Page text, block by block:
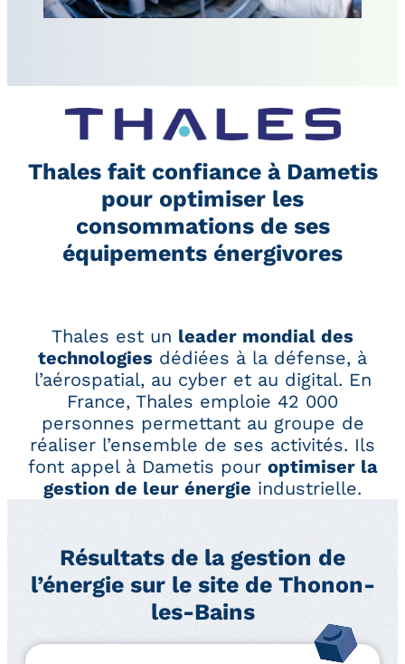
Thales fait confiance à Dametis
pour optimiser les
consommations de ses
équipements énergivores
Thales est un leader mondial des
technologies dédiées à la défense, à
l’aérospatial, au cyber et au digital. En
France, Thales emploie 42 000
personnes permettant au groupe de
réaliser l’ensemble de ses activités. Ils
font appel à Dametis pour optimiser la
gestion de leur énergie industrielle.
Résultats de la gestion de
l’énergie sur le site de Thonon-
les-Bains